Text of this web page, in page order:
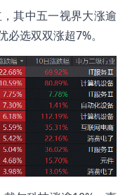
其中五一视界大涨逾
选双双涨超7%。